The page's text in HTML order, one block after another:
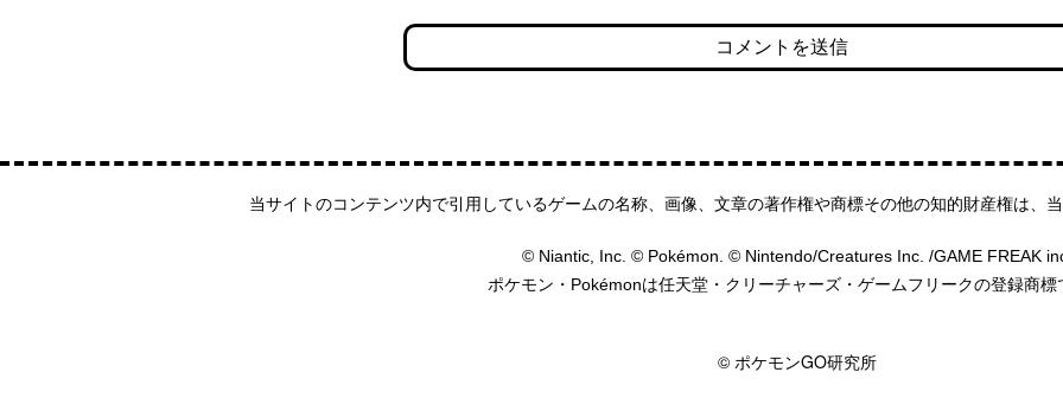
当サイトのコンテンツ内で引用しているゲームの名称、画像、文章の著作権や商標その他の知的財産権は、
© Niantic, Inc. © Pokémon. © Nintendo/Creatures Inc. /GAME FREAK
ポケモン・Pokémonは任天堂・クリーチャーズ・ゲームフリークの登録商標
© ポケモンGO研究所